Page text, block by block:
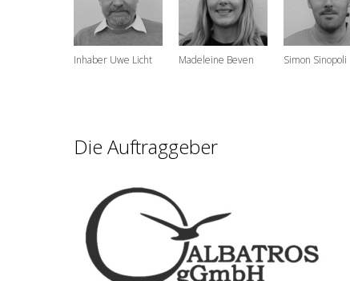
Inhaber Uwe Licht Madeleine Beven Simon Sinopoli
Die Auftraggeber